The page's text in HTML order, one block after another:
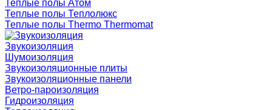
Теплые полы Атом
Теплые полы Теплолюкс
Теплые полы Thermo Thermomat
Звукоизоляция
Шумоизоляция
Звукоизоляционные плиты
Звукоизоляционные панели
Ветро-пароизоляция
Гидроизоляция